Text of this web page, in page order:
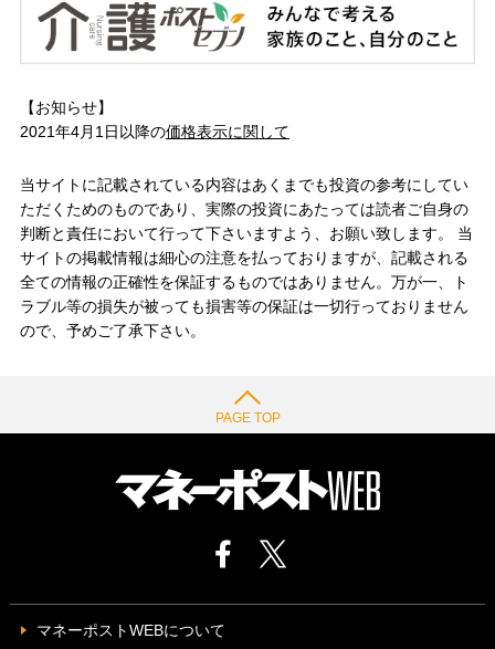
【お知らせ】
2021年4月1日以降の価格表示に関して
当サイトに記載されている内容はあくまでも投資の参考にしてい
ただくためのものであり、実際の投資にあたっては読者ご自身の
判断と責任において行って下さいますよう、お願い致します。 当
サイトの掲載情報は細心の注意を払っておりますが、記載される
全ての情報の正確性を保証するものではありません。万が一、ト
ラブル等の損失が被っても損害等の保証は一切行っておりません
ので、予めご了承下さい。
PAGE TOP
マネーポストWEBについて